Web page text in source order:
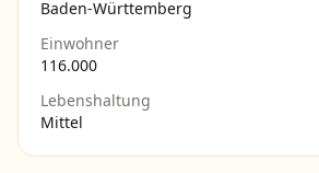
Baden-Württemberg
Einwohner
116.000
Lebenshaltung
Mittel